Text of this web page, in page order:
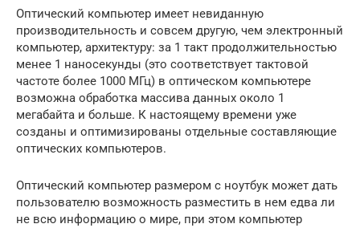
Оптический компьютер имеет невиданную
производительность и совсем другую, чем электронный
компьютер, архитектуру: за 1 такт продолжительностью
менее 1 наносекунды (это соответствует тактовой
частоте более 1000 МГц) в оптическом компьютере
возможна обработка массива данных около 1
мегабайта и больше. К настоящему времени уже
созданы и оптимизированы отдельные составляющие
оптических компьютеров.
Оптический компьютер размером с ноутбук может дать
пользователю возможность разместить в нем едва ли
не всю информацию о мире, при этом компьютер